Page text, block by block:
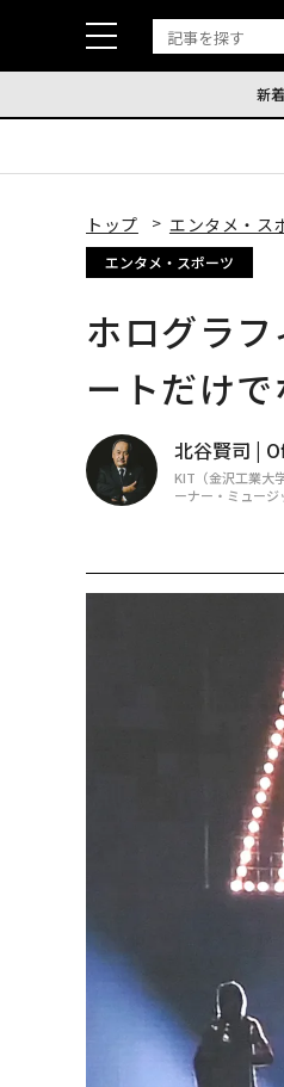
新
トップ エンタメ・ス
エンタメ・スポーツ
ホログラ
ートだけ
北谷賢司 |
KIT（金沢工業大
ーナー・ミュー